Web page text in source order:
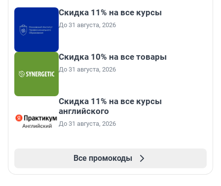
Скидка 11% на все курсы
До 31 августа, 2026
Скидка 10% на все товары
До 31 августа, 2026
Скидка 11% на все курсы
английского
До 31 августа, 2026
Все промокоды